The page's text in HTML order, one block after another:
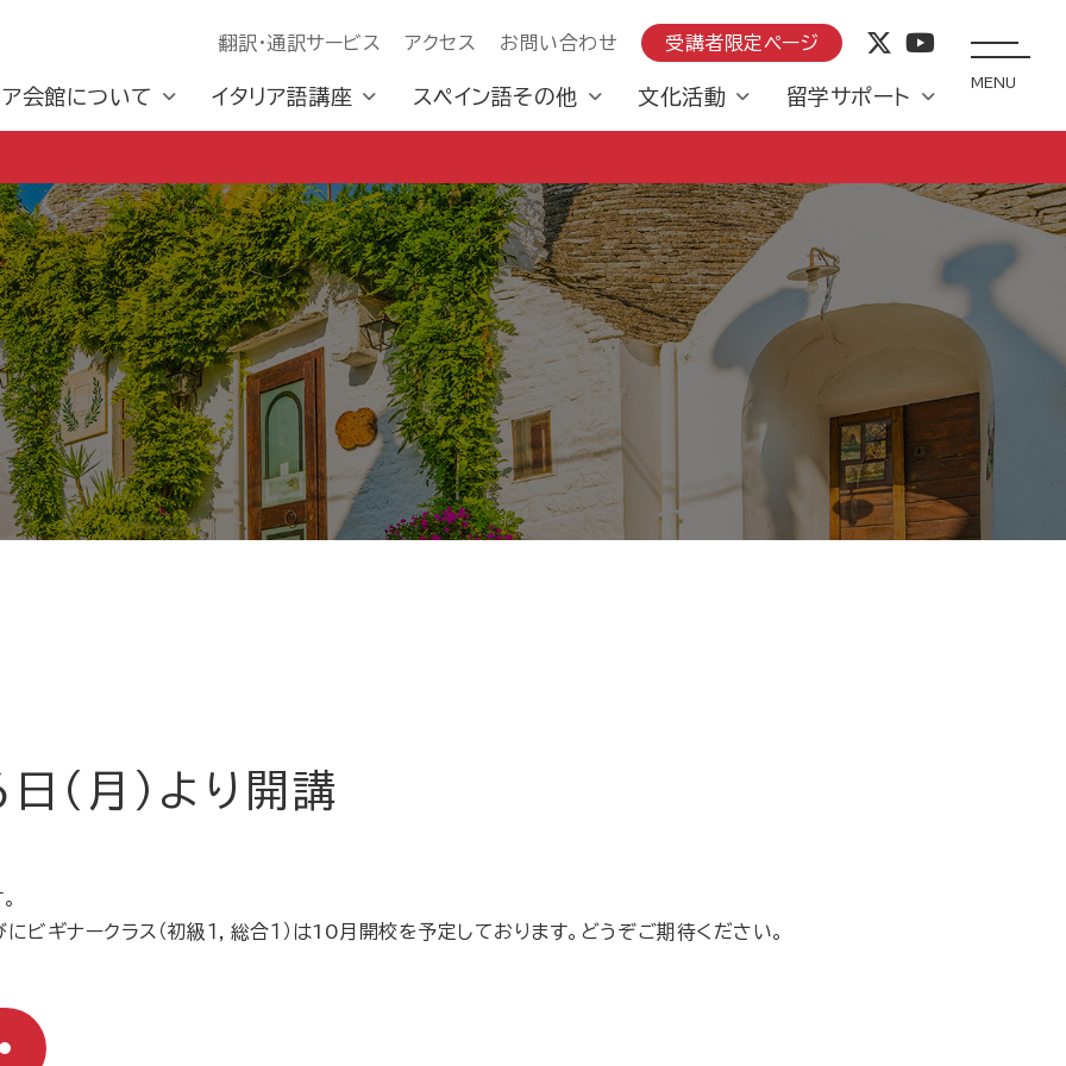
翻訳・通訳サービス アクセス お問い合わせ 受講者限定ページ
ア会館について イタリア語講座 スペイン語その他 文化活動 留学サポート
MENU
月）より開講
ビギナークラス（初級１，総合１）は10月開校を予定しております。どうぞご期待ください。